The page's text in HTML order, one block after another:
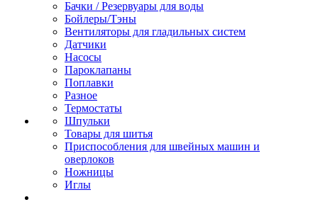
Бачки / Резервуары для воды
Бойлеры/Тэны
Вентиляторы для гладильных систем
Датчики
Насосы
Пароклапаны
Поплавки
Разное
Термостаты
Шпульки
Товары для шитья
Приспособления для швейных машин и
оверлоков
Ножницы
Иглы